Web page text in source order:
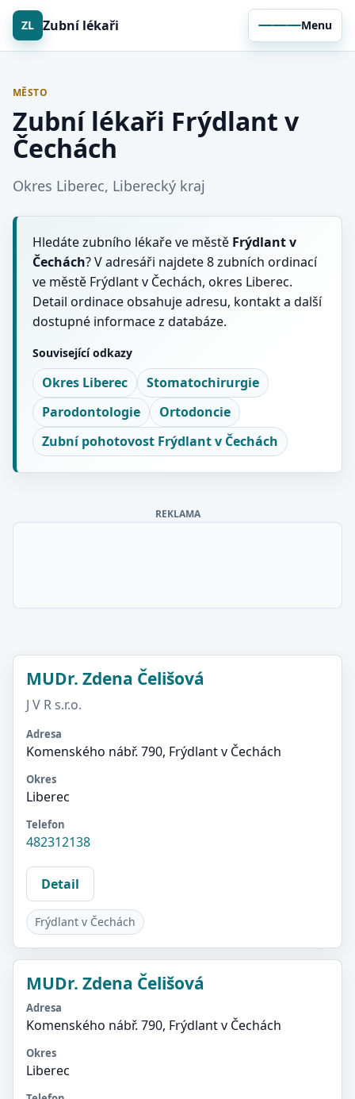
ZL Zubní lékaři Menu
MĚSTO
Zubní lékaři Frýdlant v
Čechách
Okres Liberec, Liberecký kraj
Hledáte zubního lékaře ve městě Frýdlant v
Čechách? V adresáři najdete 8 zubních ordinací
ve městě Frýdlant v Čechách, okres Liberec.
Detail ordinace obsahuje adresu, kontakt a další
dostupné informace z databáze.
Související odkazy
Okres Liberec
Stomatochirurgie
Parodontologie
Ortodoncie
Zubní pohotovost Frýdlant v Čechách
REKLAMA
MUDr. Zdena Čelišová
J V R s.r.o.
Adresa
Komenského nábř. 790, Frýdlant v Čechách
Okres
Liberec
Telefon
482312138
Detail
Frýdlant v Čechách
MUDr. Zdena Čelišová
Adresa
Komenského nábř. 790, Frýdlant v Čechách
Okres
Liberec